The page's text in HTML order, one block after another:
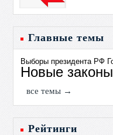
Главные темы
Выборы президента РФ
Новые законы
все темы →
Рейтинги